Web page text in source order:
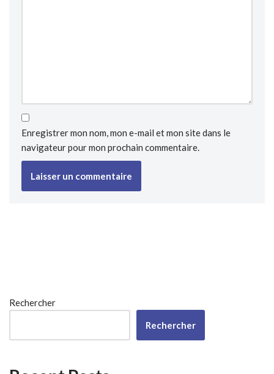
Enregistrer mon nom, mon e-mail et mon site dans le
navigateur pour mon prochain commentaire.
Rechercher
Rechercher